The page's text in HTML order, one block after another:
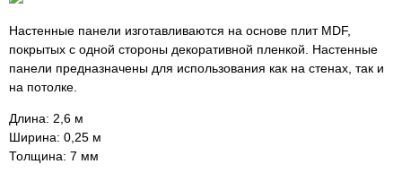
Настенные панели изготавливаются на основе плит MDF,
покрытых с одной стороны декоративной пленкой. Настенные
панели предназначены для использования как на стенах, так и
на потолке.
Длина: 2,6 м
Ширина: 0,25 м
Толщина: 7 мм